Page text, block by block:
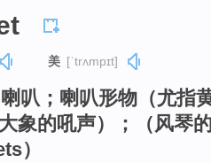
美 [ˈtrʌmpɪt]
叭；喇叭形物（尤指
象的吼声）；（风琴
）